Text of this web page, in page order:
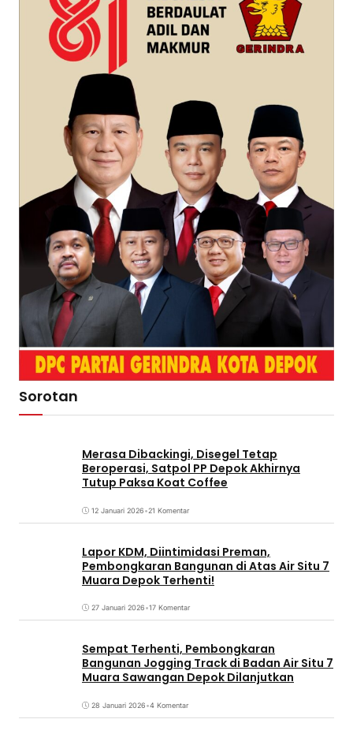
Sorotan
Merasa Dibackingi, Disegel Tetap
Beroperasi, Satpol PP Depok Akhirnya
Tutup Paksa Koat Coffee
12 Januari 2026•21 Komentar
Lapor KDM, Diintimidasi Preman,
Pembongkaran Bangunan di Atas Air Situ 7
Muara Depok Terhenti!
27 Januari 2026•17 Komentar
Sempat Terhenti, Pembongkaran
Bangunan Jogging Track di Badan Air Situ 7
Muara Sawangan Depok Dilanjutkan
28 Januari 2026•4 Komentar